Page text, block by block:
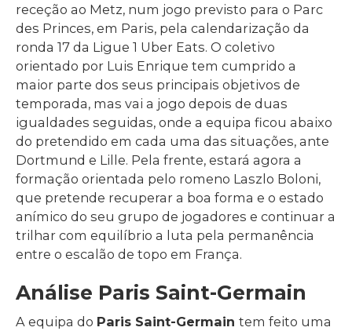
receção ao Metz, num jogo previsto para o Parc
des Princes, em Paris, pela calendarização da
ronda 17 da Ligue 1 Uber Eats. O coletivo
orientado por Luis Enrique tem cumprido a
maior parte dos seus principais objetivos de
temporada, mas vai a jogo depois de duas
igualdades seguidas, onde a equipa ficou abaixo
do pretendido em cada uma das situações, ante
Dortmund e Lille. Pela frente, estará agora a
formação orientada pelo romeno Laszlo Boloni,
que pretende recuperar a boa forma e o estado
anímico do seu grupo de jogadores e continuar a
trilhar com equilíbrio a luta pela permanência
entre o escalão de topo em França.
Análise Paris Saint-Germain
A equipa do Paris Saint-Germain tem feito uma